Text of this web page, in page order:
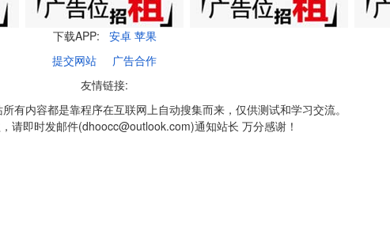
下载APP: 安卓 苹果
提交网站
广告合作
友情链接:
有内容都是靠程序在互联网上自动搜集而来，仅供测试和学习交流。
请即时发邮件(dhoocc@outlook.com)通知站长 万分感谢！